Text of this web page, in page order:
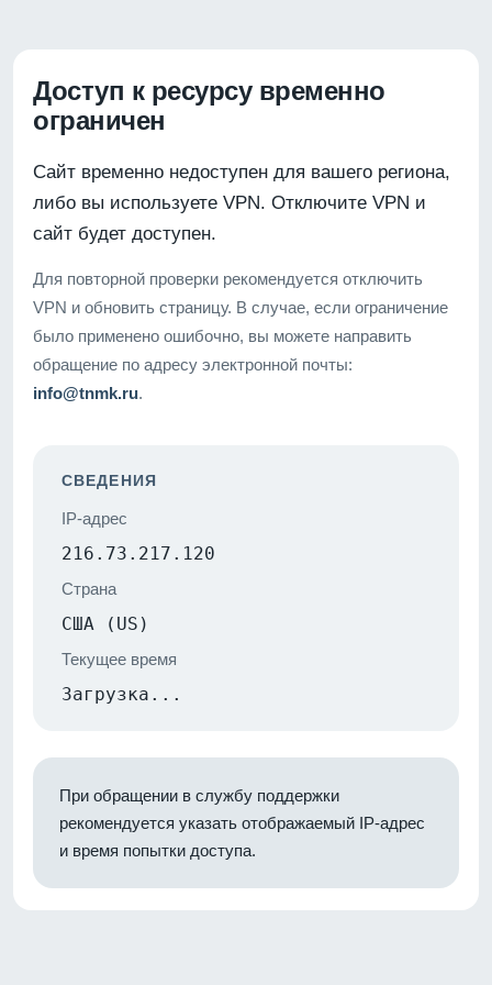
Доступ к ресурсу временно
ограничен
Сайт временно недоступен для вашего региона,
либо вы используете VPN. Отключите VPN и
сайт будет доступен.
Для повторной проверки рекомендуется отключить
VPN и обновить страницу. В случае, если ограничение
было применено ошибочно, вы можете направить
обращение по адресу электронной почты:
info@tnmk.ru.
СВЕДЕНИЯ
IP-адрес
216.73.217.120
Страна
США (US)
Текущее время
Загрузка...
При обращении в службу поддержки
рекомендуется указать отображаемый IP-адрес
и время попытки доступа.